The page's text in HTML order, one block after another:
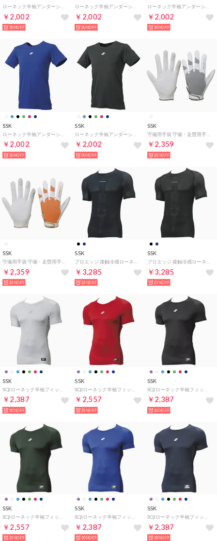
￥2,002
30%OFF
￥2,002
30%OFF
￥2,002
30%OFF
SSK
￥2,002
30%OFF
SSK
￥2,002
30%OFF
SSK
守備用手袋 守備・走塁用手袋 （ホワイト×グレー （右手））
￥2,359
23%OFF
SSK
￥2,359
23%OFF
SSK
￥3,285
23%OFF
SSK
￥3,285
23%OFF
SSK
￥2,387
30%OFF
SSK
￥2,557
25%OFF
SSK
￥2,387
30%OFF
SSK
￥2,557
25%OFF
SSK
￥2,387
30%OFF
SSK
￥2,387
30%OFF